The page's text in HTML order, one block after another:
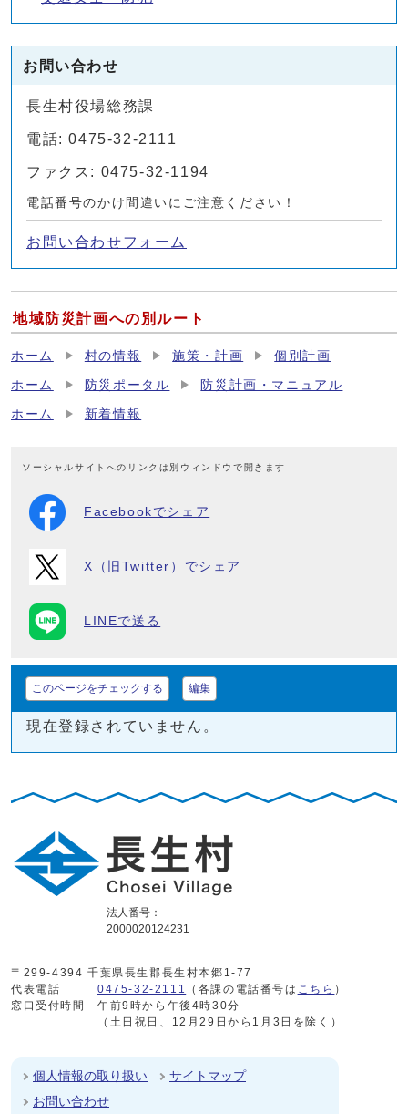
お問い合わせ
長生村役場総務課
電話: 0475-32-2111
ファクス: 0475-32-1194
電話番号のかけ間違いにご注意ください！
お問い合わせフォーム
地域防災計画への別ルート
ホーム 村の情報 施策・計画 個別計画
ホーム 防災ポータル 防災計画・マニュアル
ホーム 新着情報
ソーシャルサイトへのリンクは別ウィンドウで開きます
Facebookでシェア
X（旧Twitter）でシェア
LINEで送る
このページをチェックする 編集
現在登録されていません。
法人番号：
2000020124231
〒299-4394 千葉県長生郡長生村本郷1-77
代表電話
0475-32-2111 （各課の電話番号は こちら ）
窓口受付時間
午前9時から午後4時30分
（土日祝日、12月29日から1月3日を除く）
個人情報の取り扱い
サイトマップ
お問い合わせ